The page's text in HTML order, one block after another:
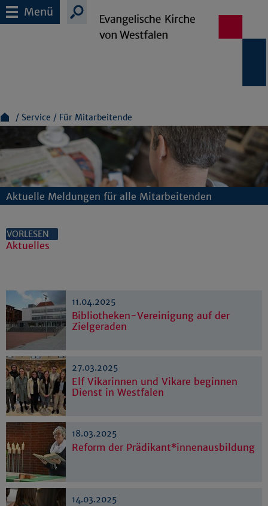
Menü
Service Für Mitarbeitende
Aktuelle Meldungen für alle Mitarbeitenden
VORLESEN
Aktuelles
11.04.2025
Bibliotheken-Vereinigung auf der
Zielgeraden
27.03.2025
Elf Vikarinnen und Vikare beginnen
Dienst in Westfalen
18.03.2025
Reform der Prädikant*innenausbildung
14.03.2025